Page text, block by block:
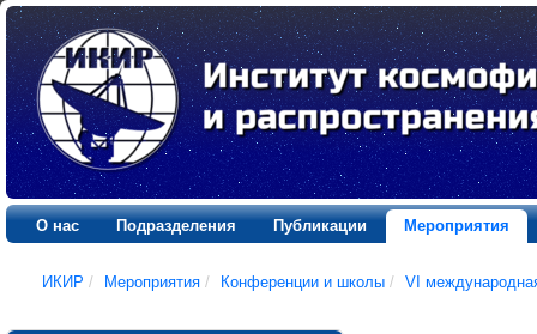
О нас Подразделения Публикации Мероприятия
ИКИР / Мероприятия / Конференции и школы / VI